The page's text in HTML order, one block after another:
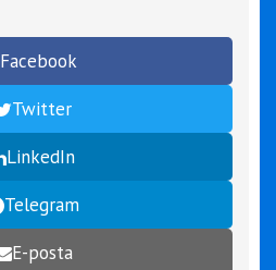
Facebook
Twitter
LinkedIn
Telegram
E-posta